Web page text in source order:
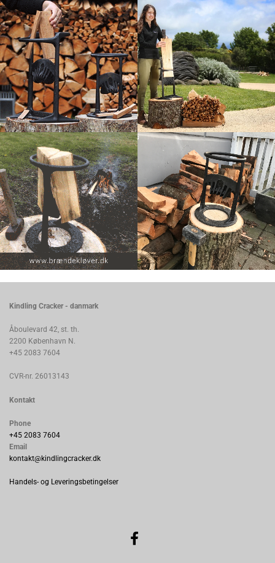
Kindling Cracker - danmark
Åboulevard 42, st. th.
2200 København N.
+45 2083 7604
CVR-nr. 26013143
Kontakt
Phone
+45 2083 7604
Email
kontakt@kindlingcracker.dk
Handels- og Leveringsbetingelser